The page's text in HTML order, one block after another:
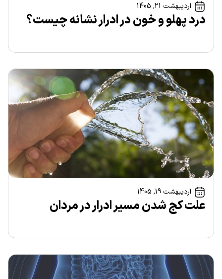
اردیبهشت 21, 1405
درد پهلو و خون در ادرار نشانه چیست؟
اردیبهشت 19, 1405
علت کج شدن مسیر ادرار در مردان